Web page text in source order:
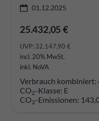
01.12.2025
25.432,05 €
UVP:32.147,90 €
incl. 20% MwSt.
inkl. NoVA
Verbrauch kombiniert:
CO2-Klasse: E
CO2-Emissionen: